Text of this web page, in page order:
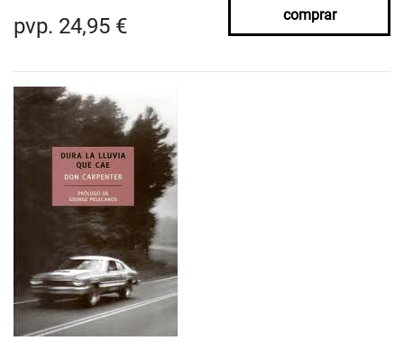
pvp. 24,95 € comprar